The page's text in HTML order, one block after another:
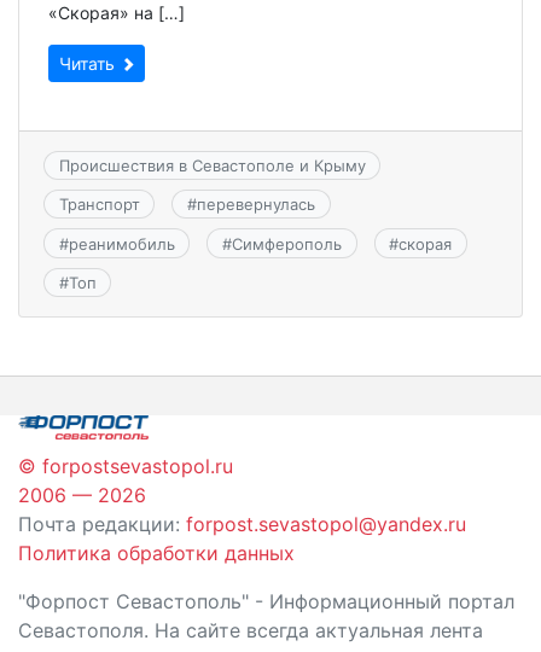
«Скорая» на […]
Читать
Происшествия в Севастополе и Крыму
Транспорт #перевернулась
#реанимобиль #Симферополь #скорая
#Топ
© forpostsevastopol.ru
2006 — 2026
Почта редакции: forpost.sevastopol@yandex.ru
Политика обработки данных
"Форпост Севастополь" - Информационный портал
Севастополя. На сайте всегда актуальная лента